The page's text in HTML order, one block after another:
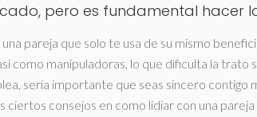
pero es fundamental hacer
pareja que solo te usa de su mismo
como manipuladoras, lo que dificulta la trato
seri­a importante que seas sincero contigo
ciertos consejos en como lidiar con una